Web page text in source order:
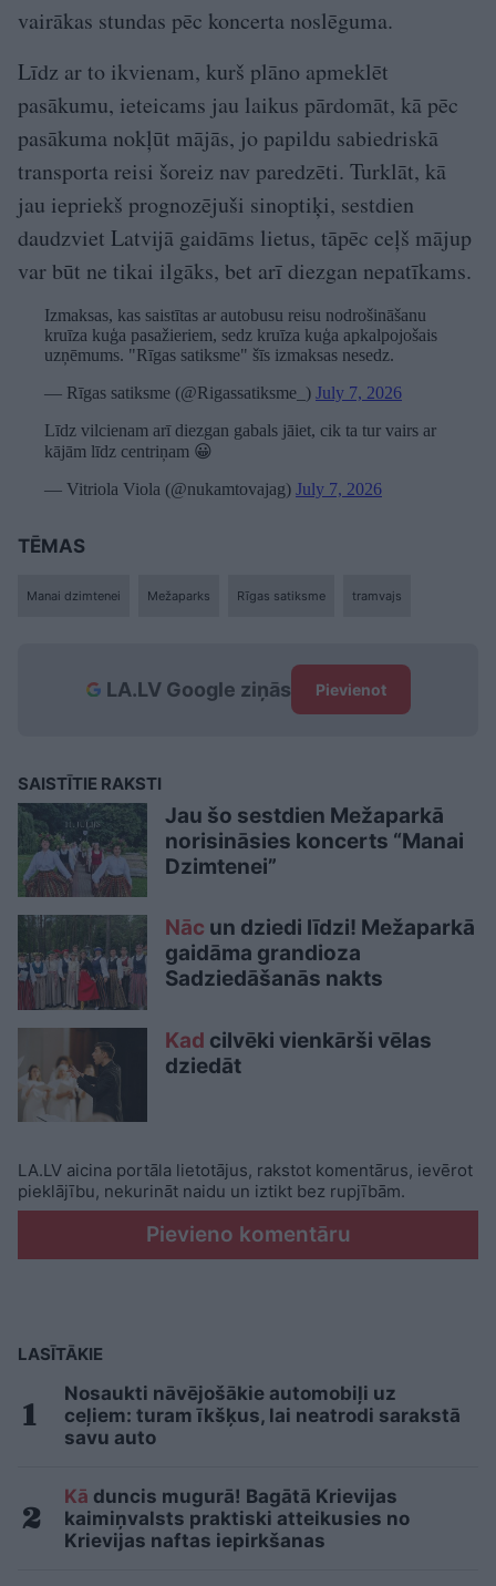
vairākas stundas pēc koncerta noslēguma.
Līdz ar to ikvienam, kurš plāno apmeklēt
pasākumu, ieteicams jau laikus pārdomāt, kā pēc
pasākuma nokļūt mājās, jo papildu sabiedriskā
transporta reisi šoreiz nav paredzēti. Turklāt, kā
jau iepriekš prognozējuši sinoptiķi, sestdien
daudzviet Latvijā gaidāms lietus, tāpēc ceļš mājup
var būt ne tikai ilgāks, bet arī diezgan nepatīkams.
Izmaksas, kas saistītas ar autobusu reisu nodrošināšanu
kruīza kuģa pasažieriem, sedz kruīza kuģa apkalpojošais
uzņēmums. "Rīgas satiksme" šīs izmaksas nesedz.
— Rīgas satiksme (@Rigassatiksme_) July 7, 2026
Līdz vilcienam arī diezgan gabals jāiet, cik ta tur vairs ar
kājām līdz centriņam 😀
— Vitriola Viola (@nukamtovajag) July 7, 2026
TĒMAS
Manai dzimtenei Mežaparks Rīgas satiksme tramvajs
LA.LV Google ziņās Pievienot
SAISTĪTIE RAKSTI
Jau šo sestdien Mežaparkā
norisināsies koncerts “Manai
Dzimtenei”
Nāc un dziedi līdzi! Mežaparkā
gaidāma grandioza
Sadziedāšanās nakts
Kad cilvēki vienkārši vēlas
dziedāt
LA.LV aicina portāla lietotājus, rakstot komentārus, ievērot
pieklājību, nekurināt naidu un iztikt bez rupjībām.
Pievieno komentāru
LASĪTĀKIE
Nosaukti nāvējošākie automobiļi uz
ceļiem: turam īkšķus, lai neatrodi sarakstā
savu auto
Kā duncis mugurā! Bagātā Krievijas
kaimiņvalsts praktiski atteikusies no
Krievijas naftas iepirkšanas